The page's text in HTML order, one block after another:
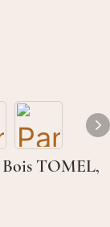
Bois TOMEL,